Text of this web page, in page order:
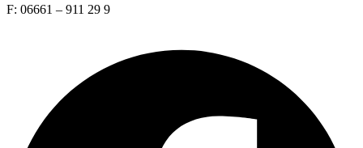
F: 06661 – 911 29 9